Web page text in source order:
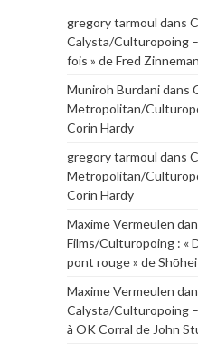
gregory tarmoul dans
Calysta/Culturopoing
fois » de Fred Zinneman
Muniroh Burdanidans
Metropolitan/
Corin Hardy
gregory tarmoul dans
Metropolitan/
Corin Hardy
Maxime Vermeulen
Films/Culturopoing : «
pont rouge » de
Maxime Vermeulen
Calysta/Culturopoing
à OK Corral de John